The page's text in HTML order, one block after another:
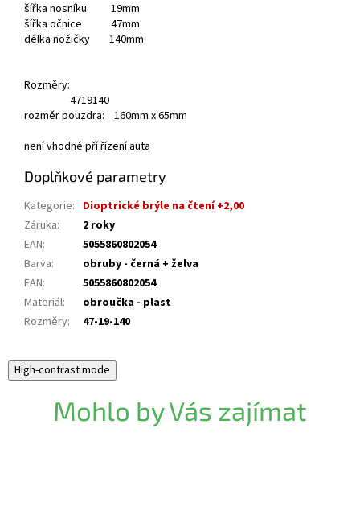
šířka nosníku 19mm
šířka očnice 47mm
délka nožičky 140mm
Rozměry:
4719140
rozměr pouzdra: 160mm x 65mm
není vhodné pří řízení auta
Doplňkové parametry
Kategorie: Dioptrické brýle na čtení +2,00
Záruka:
2 roky
EAN:
5055860802054
Barva:
obruby - černá + želva
EAN:
5055860802054
Materiál:
obroučka - plast
Rozměry: 47-19-140
High-contrast mode
Mohlo by Vás zajímat